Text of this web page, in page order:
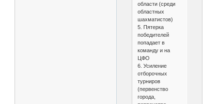
области (среди
областных
шахматистов)
5. Пятерка
победителей
попадает в
команду и на
ЦФО
6. Усиление
отборочных
турниров
(первенство
города,